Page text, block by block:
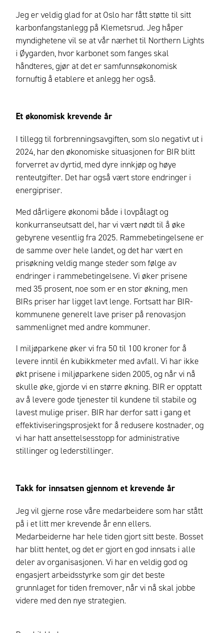
Jeg er veldig glad for at Oslo har fått støtte til sitt
karbonfangstanlegg på Klemetsrud. Jeg håper
myndighetene vil se at vår nærhet til Northern Lights
i Øygarden, hvor karbonet som fanges skal
håndteres, gjør at det er samfunnsøkonomisk
fornuftig å etablere et anlegg her også.
Et økonomisk krevende år
I tillegg til forbrenningsavgiften, som slo negativt ut i
2024, har den økonomiske situasjonen for BIR blitt
forverret av dyrtid, med dyre innkjøp og høye
renteutgifter. Det har også vært store endringer i
energipriser.
Med dårligere økonomi både i lovpålagt og
konkurranseutsatt del, har vi vært nødt til å øke
gebyrene vesentlig fra 2025. Rammebetingelsene er
de samme over hele landet, og det har vært en
prisøkning veldig mange steder som følge av
endringer i rammebetingelsene. Vi øker prisene
med 35 prosent, noe som er en stor økning, men
BIRs priser har ligget lavt lenge. Fortsatt har BIR-
kommunene generelt lave priser på renovasjon
sammenlignet med andre kommuner.
I miljøparkene øker vi fra 50 til 100 kroner for å
levere inntil én kubikkmeter med avfall. Vi har ikke
økt prisene i miljøparkene siden 2005, og når vi nå
skulle øke, gjorde vi en større økning. BIR er opptatt
av å levere gode tjenester til kundene til stabile og
lavest mulige priser. BIR har derfor satt i gang et
effektiviseringsprosjekt for å redusere kostnader, og
vi har hatt ansettelsesstopp for administrative
stillinger og lederstillinger.
Takk for innsatsen gjennom et krevende år
Jeg vil gjerne rose våre medarbeidere som har stått
på i et litt mer krevende år enn ellers.
Medarbeiderne har hele tiden gjort sitt beste. Bosset
har blitt hentet, og det er gjort en god innsats i alle
deler av organisasjonen. Vi har en veldig god og
engasjert arbeidsstyrke som gir det beste
grunnlaget for tiden fremover, når vi nå skal jobbe
videre med den nye strategien.